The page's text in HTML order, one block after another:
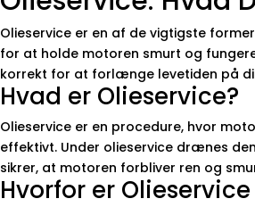
Olieservice er en af de vigtigste
for at holde motoren smurt og
korrekt for at forlænge levetiden på
Hvad er Olieservice?
Olieservice er en procedure, hvor
effektivt. Under olieservice drænes
sikrer, at motoren forbliver ren og
Hvorfor er